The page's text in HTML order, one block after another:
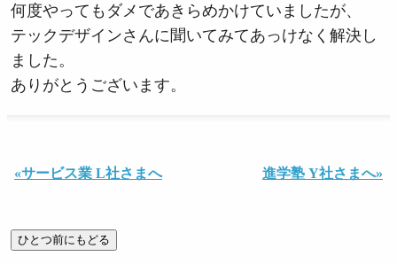
何度やってもダメであきらめかけていましたが、
テックデザインさんに聞いてみてあっけなく解決し
ました。
ありがとうございます。
«サービス業 L社さまへ 進学塾 Y社さまへ»